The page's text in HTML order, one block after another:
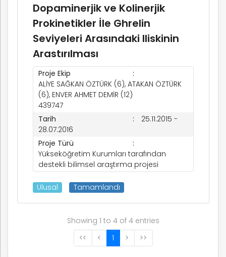
Dopaminerjik ve Kolinerjik
Prokinetikler İle Ghrelin
Seviyeleri Arasındaki Iliskinin
Arastırılması
Proje Ekip
ALİYE SAĞKAN ÖZTÜRK (6), ATAKAN ÖZTÜRK
(6), ENVER AHMET DEMİR (12)
439747
Tarih
25.11.2015 -
28.07.2016
Proje Türü
Yükseköğretim Kurumları tarafından
destekli bilimsel araştırma projesi
Ulusal Tamamlandı
Showing 1 to 4 of 4 entries
<<
< 1 > >>